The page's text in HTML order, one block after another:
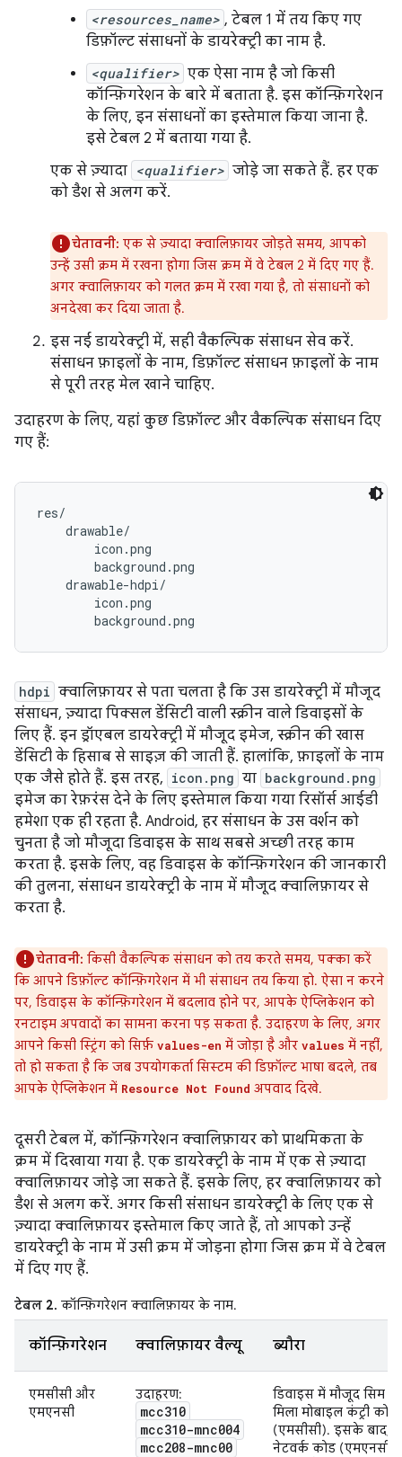
<resources_name> , टेबल 1 में तय किए गए
डिफ़ॉल्ट संसाधनों के डायरेक्ट्री का नाम है.
<qualifier> एक ऐसा नाम है जो किसी
कॉन्फ़िगरेशन के बारे में बताता है. इस कॉन्फ़िगरेशन
के लिए, इन संसाधनों का इस्तेमाल किया जाना है.
इसे टेबल 2 में बताया गया है.
एक से ज़्यादा <qualifier> जोड़े जा सकते हैं. हर एक
को डैश से अलग करें.
चेतावनी: एक से ज़्यादा क्वालिफ़ायर जोड़ते समय, आपको
उन्हें उसी क्रम में रखना होगा जिस क्रम में वे टेबल 2 में दिए गए हैं.
अगर क्वालिफ़ायर को गलत क्रम में रखा गया है, तो संसाधनों को
अनदेखा कर दिया जाता है.
इस नई डायरेक्ट्री में, सही वैकल्पिक संसाधन सेव करें.
संसाधन फ़ाइलों के नाम, डिफ़ॉल्ट संसाधन फ़ाइलों के नाम
से पूरी तरह मेल खाने चाहिए.
उदाहरण के लिए, यहां कुछ डिफ़ॉल्ट और वैकल्पिक संसाधन दिए
गए हैं:
res/
    drawable/
        icon.png
        background.png
    drawable-hdpi/
        icon.png
hdpi क्वालिफ़ायर से पता चलता है कि उस डायरेक्ट्री में मौजूद
संसाधन, ज़्यादा पिक्सल डेंसिटी वाली स्क्रीन वाले डिवाइसों के
लिए हैं. इन ड्रॉएबल डायरेक्ट्री में मौजूद इमेज, स्क्रीन की खास
डेंसिटी के हिसाब से साइज़ की जाती हैं. हालांकि, फ़ाइलों के नाम
एक जैसे होते हैं. इस तरह, icon.png या background.png
इमेज का रेफ़रंस देने के लिए इस्तेमाल किया गया रिसॉर्स आईडी
हमेशा एक ही रहता है. Android, हर संसाधन के उस वर्शन को
चुनता है जो मौजूदा डिवाइस के साथ सबसे अच्छी तरह काम
करता है. इसके लिए, वह डिवाइस के कॉन्फ़िगरेशन की जानकारी
की तुलना, संसाधन डायरेक्ट्री के नाम में मौजूद क्वालिफ़ायर से
करता है.
चेतावनी: किसी वैकल्पिक संसाधन को तय करते समय, पक्का करें
कि आपने डिफ़ॉल्ट कॉन्फ़िगरेशन में भी संसाधन तय किया हो. ऐसा न करने
पर, डिवाइस के कॉन्फ़िगरेशन में बदलाव होने पर, आपके ऐप्लिकेशन को
रनटाइम अपवादों का सामना करना पड़ सकता है. उदाहरण के लिए, अगर
आपने किसी स्ट्रिंग को सिर्फ़ values-en में जोड़ा है और values में नहीं,
तो हो सकता है कि जब उपयोगकर्ता सिस्टम की डिफ़ॉल्ट भाषा बदले, तब
आपके ऐप्लिकेशन में Resource Not Found अपवाद दिखे.
दूसरी टेबल में, कॉन्फ़िगरेशन क्वालिफ़ायर को प्राथमिकता के
क्रम में दिखाया गया है. एक डायरेक्ट्री के नाम में एक से ज़्यादा
क्वालिफ़ायर जोड़े जा सकते हैं. इसके लिए, हर क्वालिफ़ायर को
डैश से अलग करें. अगर किसी संसाधन डायरेक्ट्री के लिए एक से
ज़्यादा क्वालिफ़ायर इस्तेमाल किए जाते हैं, तो आपको उन्हें
डायरेक्ट्री के नाम में उसी क्रम में जोड़ना होगा जिस क्रम में वे टेबल
में दिए गए हैं.
टेबल 2. कॉन्फ़िगरेशन क्वालिफ़ायर के नाम.
कॉन्फ़िगरेशन क्वालिफ़ायर वैल्यू ब्यौरा
एमसीसी और
एमएनसी
उदाहरण:
mcc310
mcc310-mnc004
mcc208-mnc00
डिवाइस में मौजूद सिम
मिला मोबाइल कंट्री कोड
(एमसीसी). इसके बाद,
नेटवर्क कोड (एमएनसी)